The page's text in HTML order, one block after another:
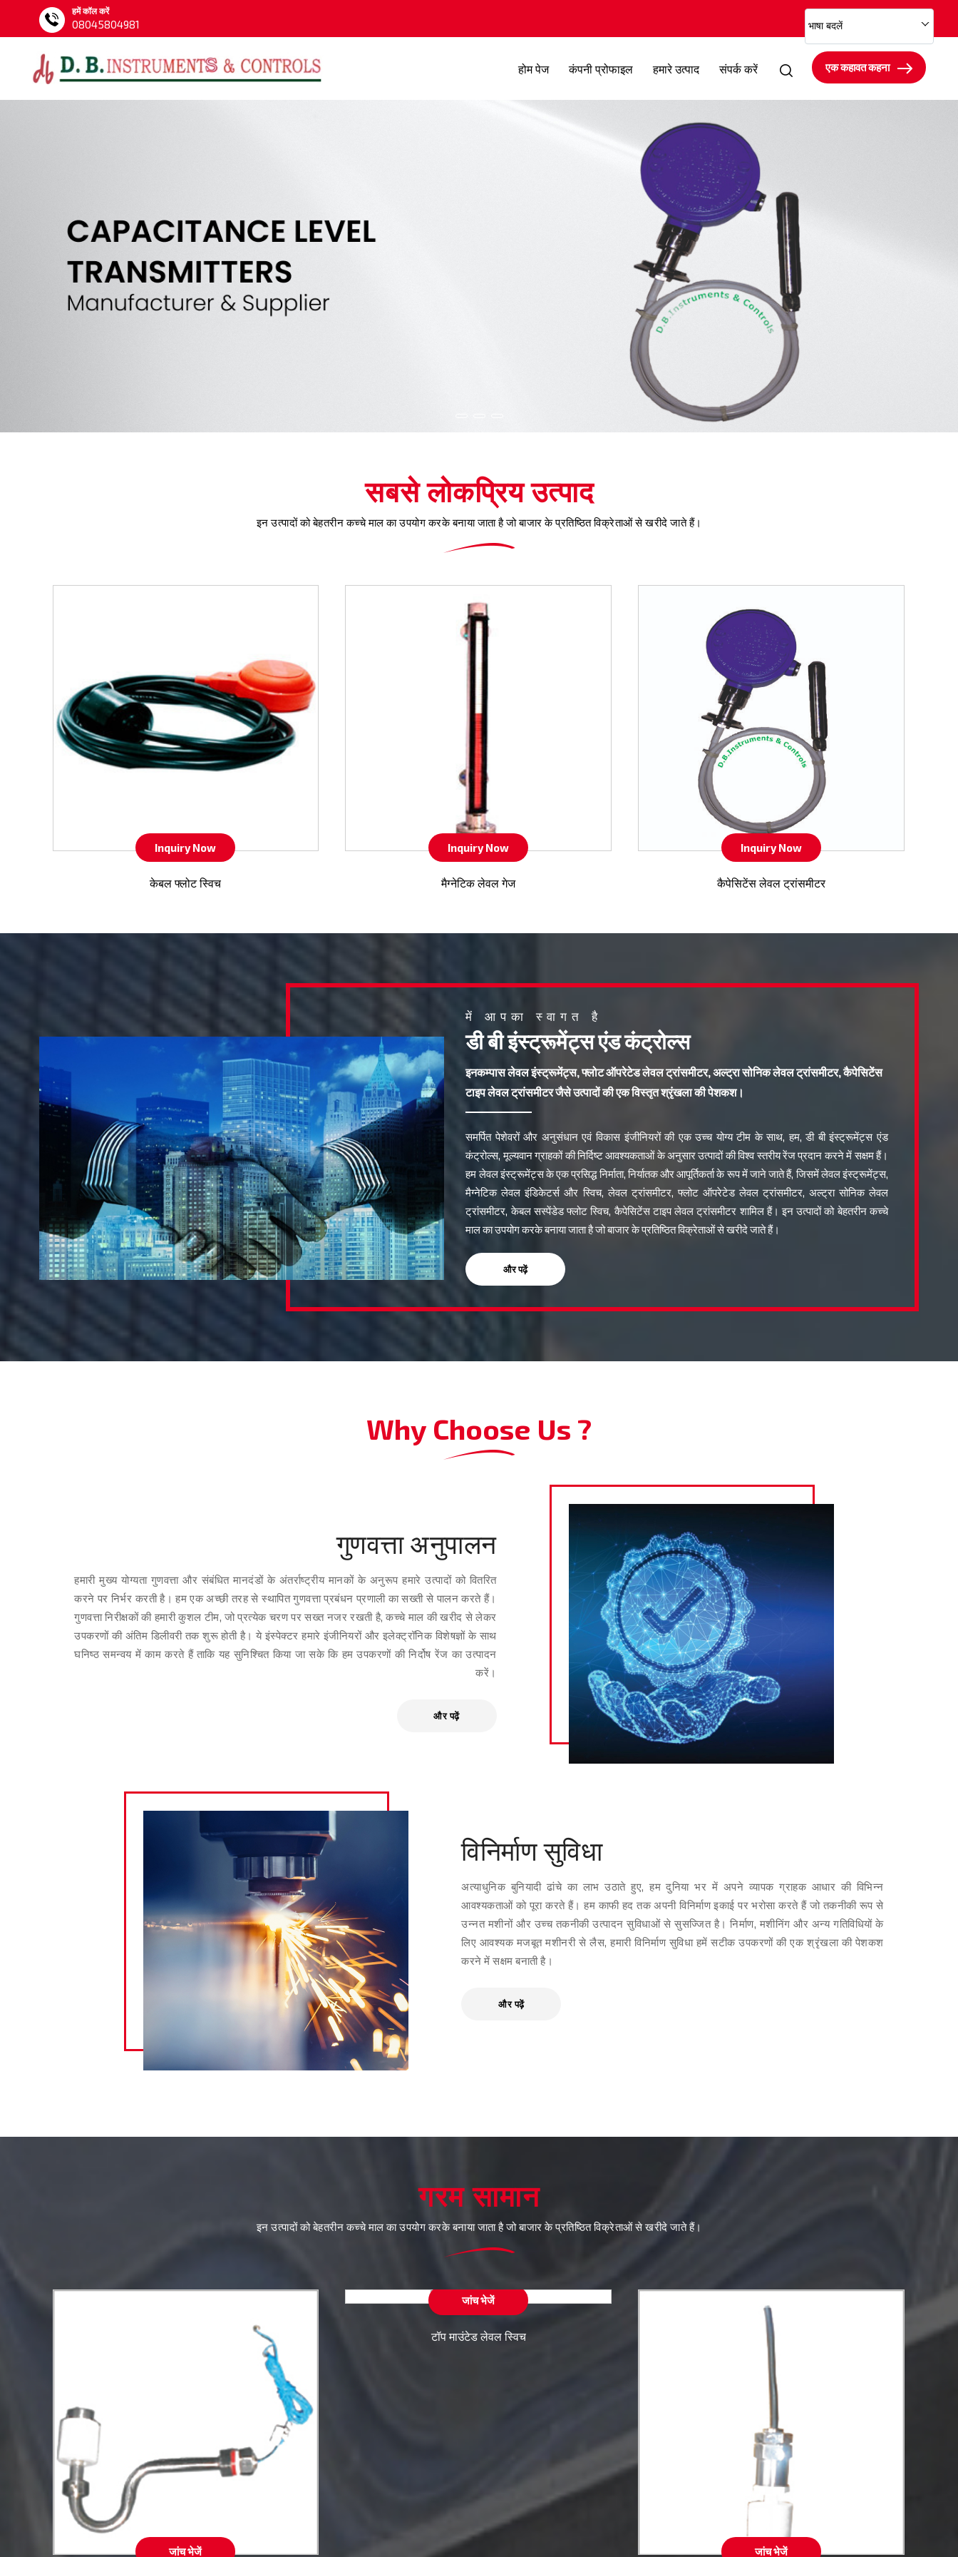
हमें कॉल करें
08045804981 भाषा बदलें
एक कहावत कहना
होम पेज कंपनी प्रोफाइल हमारे उत्पाद संपर्क करें
सबसे लोकप्रिय उत्पाद
इन उत्पादों को बेहतरीन कच्चे माल का उपयोग करके बनाया जाता है जो बाजार के प्रतिष्ठित विक्रेताओं से खरीदे जाते हैं।
Inquiry Now
केबल फ्लोट स्विच
Inquiry Now
मैग्नेटिक लेवल गेज
Inquiry Now
कैपेसिटेंस लेवल ट्रांसमीटर
में आपका स्वागत है
डी बी इंस्ट्रूमेंट्स एंड कंट्रोल्स
इनकम्पास लेवल इंस्ट्रूमेंट्स, फ्लोट ऑपरेटेड लेवल ट्रांसमीटर, अल्ट्रा सोनिक लेवल ट्रांसमीटर, कैपेसिटेंस
टाइप लेवल ट्रांसमीटर जैसे उत्पादों की एक विस्तृत श्रृंखला की पेशकश।
समर्पित पेशेवरों और अनुसंधान एवं विकास इंजीनियरों की एक उच्च योग्य टीम के साथ, हम, डी बी इंस्ट्रूमेंट्स एंड
कंट्रोल्स, मूल्यवान ग्राहकों की निर्दिष्ट आवश्यकताओं के अनुसार उत्पादों की विश्व स्तरीय रेंज प्रदान करने में सक्षम हैं।
हम लेवल इंस्ट्रूमेंट्स के एक प्रसिद्ध निर्माता, निर्यातक और आपूर्तिकर्ता के रूप में जाने जाते हैं, जिसमें लेवल इंस्ट्रूमेंट्स,
मैग्नेटिक लेवल इंडिकेटर्स और स्विच, लेवल ट्रांसमीटर, फ्लोट ऑपरेटेड लेवल ट्रांसमीटर, अल्ट्रा सोनिक लेवल
ट्रांसमीटर, केबल सस्पेंडेड फ्लोट स्विच, कैपेसिटेंस टाइप लेवल ट्रांसमीटर शामिल हैं। इन उत्पादों को बेहतरीन कच्चे
माल का उपयोग करके बनाया जाता है जो बाजार के प्रतिष्ठित विक्रेताओं से खरीदे जाते हैं।
और पढ़ें
Why Choose Us ?
गुणवत्ता अनुपालन
हमारी मुख्य योग्यता गुणवत्ता और संबंधित मानदंडों के अंतर्राष्ट्रीय मानकों के अनुरूप हमारे उत्पादों को वितरित
करने पर निर्भर करती है। हम एक अच्छी तरह से स्थापित गुणवत्ता प्रबंधन प्रणाली का सख्ती से पालन करते हैं।
गुणवत्ता निरीक्षकों की हमारी कुशल टीम, जो प्रत्येक चरण पर सख्त नजर रखती है, कच्चे माल की खरीद से लेकर
उपकरणों की अंतिम डिलीवरी तक शुरू होती है। ये इंस्पेक्टर हमारे इंजीनियरों और इलेक्ट्रॉनिक विशेषज्ञों के साथ
घनिष्ठ समन्वय में काम करते हैं ताकि यह सुनिश्चित किया जा सके कि हम उपकरणों की निर्दोष रेंज का उत्पादन
करें।
और पढ़ें
विनिर्माण सुविधा
अत्याधुनिक बुनियादी ढांचे का लाभ उठाते हुए, हम दुनिया भर में अपने व्यापक ग्राहक आधार की विभिन्न
आवश्यकताओं को पूरा करते हैं। हम काफी हद तक अपनी विनिर्माण इकाई पर भरोसा करते हैं जो तकनीकी रूप से
उन्नत मशीनों और उच्च तकनीकी उत्पादन सुविधाओं से सुसज्जित है। निर्माण, मशीनिंग और अन्य गतिविधियों के
लिए आवश्यक मजबूत मशीनरी से लैस, हमारी विनिर्माण सुविधा हमें सटीक उपकरणों की एक श्रृंखला की पेशकश
करने में सक्षम बनाती है।
और पढ़ें
गरम सामान
इन उत्पादों को बेहतरीन कच्चे माल का उपयोग करके बनाया जाता है जो बाजार के प्रतिष्ठित विक्रेताओं से खरीदे जाते हैं।
जांच भेजें
जांच भेजें
टॉप माउंटेड लेवल स्विच
जांच भेजें